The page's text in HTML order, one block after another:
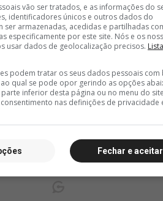
vão ser tratados, e as informações do
identificadores únicos e outros dados do
ser armazenadas, acedidas e partilhadas
especificamente por este site. Nós e os
usar dados de geolocalização precisos.
podem tratar os seus dados pessoais com
qual se pode opor gerindo as opções
parte inferior desta página ou no menu do
nas definições de privacidade
Fechar e aceitar